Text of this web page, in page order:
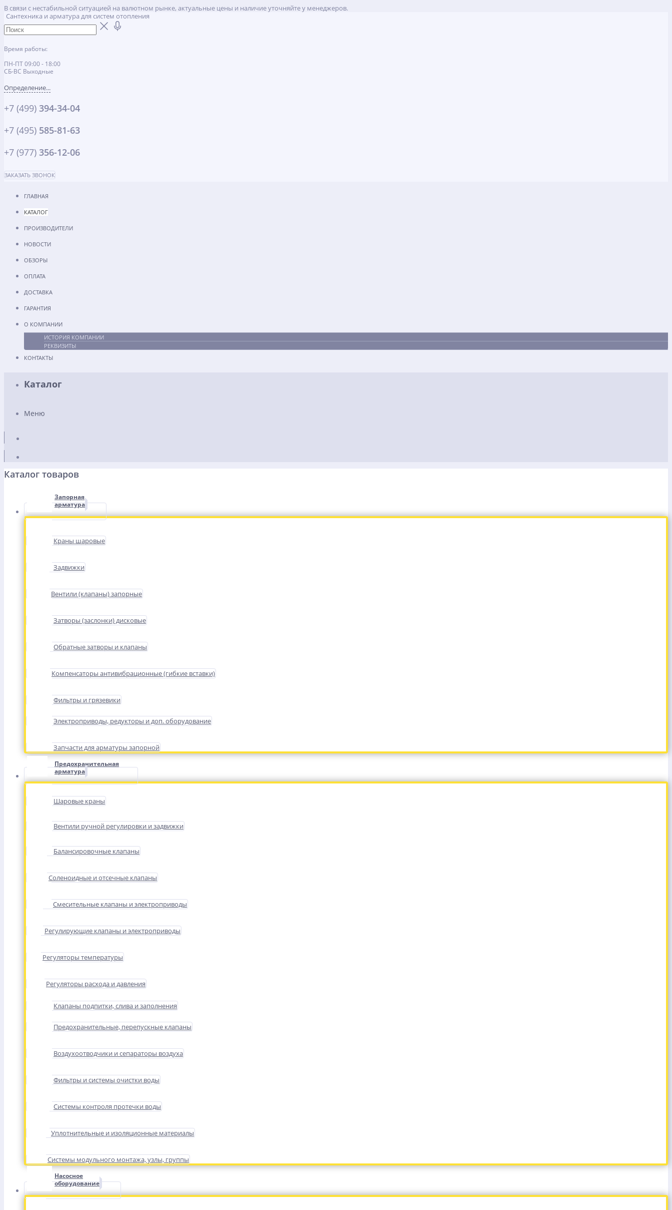
В связи с нестабильной ситуацией на валютном рынке, актуальные цены и наличие уточняйте у менеджеров.
Сантехника и арматура для систем отопления
Время работы:
ПН-ПТ 09:00 - 18:00
СБ-ВС Выходные
Определение...
+7 (499) 394-34-04
+7 (495) 585-81-63
+7 (977) 356-12-06
ЗАКАЗАТЬ ЗВОНОК
ГЛАВНАЯ
КАТАЛОГ
ПРОИЗВОДИТЕЛИ
НОВОСТИ
ОБЗОРЫ
ОПЛАТА
ДОСТАВКА
ГАРАНТИЯ
О КОМПАНИИ
ИСТОРИЯ КОМПАНИИ
РЕКВИЗИТЫ
КОНТАКТЫ
Каталог
Меню
Каталог товаров
Запорная
арматура
Краны шаровые
Задвижки
Вентили (клапаны) запорные
Затворы (заслонки) дисковые
Обратные затворы и клапаны
Компенсаторы антивибрационные (гибкие вставки)
Фильтры и грязевики
Электроприводы, редукторы и доп. оборудование
Запчасти для арматуры запорной
Предохранительная
арматура
Шаровые краны
Вентили ручной регулировки и задвижки
Балансировочные клапаны
Соленоидные и отсечные клапаны
Смесительные клапаны и электроприводы
Регулирующие клапаны и электроприводы
Регуляторы температуры
Регуляторы расхода и давления
Клапаны подпитки, слива и заполнения
Предохранительные, перепускные клапаны
Воздухоотводчики и сепараторы воздуха
Фильтры и системы очистки воды
Системы контроля протечки воды
Уплотнительные и изоляционные материалы
Системы модульного монтажа, узлы, группы
Насосное
оборудование